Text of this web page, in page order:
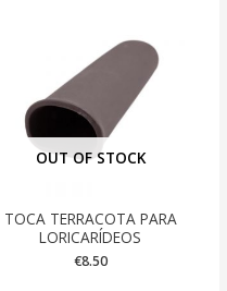
OUT OF STOCK
TOCA TERRACOTA PARA
LORICARÍDEOS
€8.50